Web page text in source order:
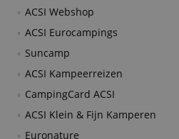
ACSI Webshop
ACSI Eurocampings
Suncamp
ACSI Kampeerreizen
CampingCard ACSI
ACSI Klein & Fijn Kamperen
Euronature